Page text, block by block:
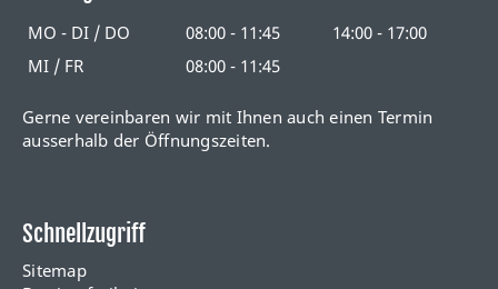
MO - DI / DO 08:00 - 11:45
14:00 - 17:00
MI / FR
08:00 - 11:45
Gerne vereinbaren wir mit Ihnen auch einen Termin
ausserhalb der Öffnungszeiten.
Schnellzugriff
Sitemap